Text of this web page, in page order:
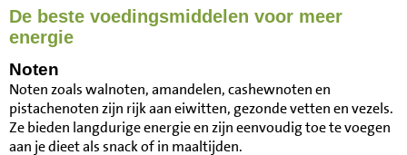
De beste voedingsmiddelen voor meer
energie
Noten
Noten zoals walnoten, amandelen, cashewnoten en
pistachenoten zijn rijk aan eiwitten, gezonde vetten en vezels.
Ze bieden langdurige energie en zijn eenvoudig toe te voegen
aan je dieet als snack of in maaltijden.